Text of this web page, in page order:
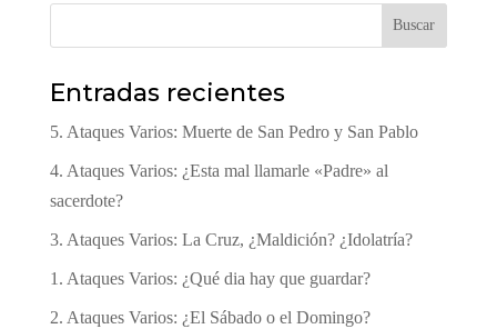
Buscar
Entradas recientes
5. Ataques Varios: Muerte de San Pedro y San Pablo
4. Ataques Varios: ¿Esta mal llamarle «Padre» al
sacerdote?
3. Ataques Varios: La Cruz, ¿Maldición? ¿Idolatría?
1. Ataques Varios: ¿Qué dia hay que guardar?
2. Ataques Varios: ¿El Sábado o el Domingo?